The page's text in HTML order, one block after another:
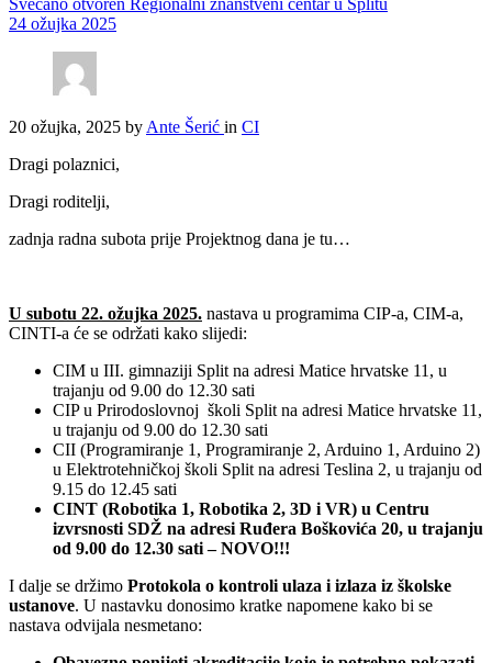
24 ožujka 2025
20 ožujka, 2025 by Ante Šerić in CI
Dragi polaznici,
Dragi roditelji,
zadnja radna subota prije Projektnog dana je tu…
U subotu 22. ožujka 2025. nastava u programima CIP-a, CIM-a,
CINTI-a će se održati kako slijedi:
CIM u III. gimnaziji Split na adresi Matice hrvatske 11, u
trajanju od 9.00 do 12.30 sati
CIP u Prirodoslovnoj školi Split na adresi Matice hrvatske 11,
u trajanju od 9.00 do 12.30 sati
CII (Programiranje 1, Programiranje 2, Arduino 1, Arduino 2)
u Elektrotehničkoj školi Split na adresi Teslina 2, u trajanju od
9.15 do 12.45 sati
CINT (Robotika 1, Robotika 2, 3D i VR) u Centru
izvrsnosti SDŽ na adresi Ruđera Boškovića 20, u trajanju
od 9.00 do 12.30 sati – NOVO!!!
I dalje se držimo Protokola o kontroli ulaza i izlaza iz školske
ustanove. U nastavku donosimo kratke napomene kako bi se
nastava odvijala nesmetano: